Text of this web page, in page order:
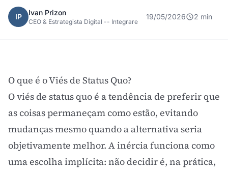
IP Ivan Prizon
CEO & Estrategista Digital -- Integrare
19/05/2026 2 min
O que é o Viés de Status Quo?
O viés de status quo é a tendência de preferir que
as coisas permaneçam como estão, evitando
mudanças mesmo quando a alternativa seria
objetivamente melhor. A inércia funciona como
uma escolha implícita: não decidir é, na prática,